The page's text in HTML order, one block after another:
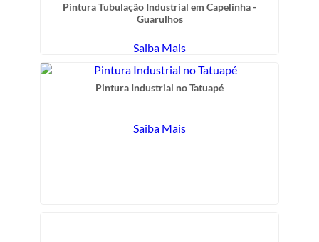
Pintura Tubulação Industrial em Capelinha -
Guarulhos
Saiba Mais
Pintura Industrial no Tatuapé
Saiba Mais